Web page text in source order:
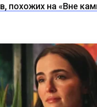
похожих на «Вне